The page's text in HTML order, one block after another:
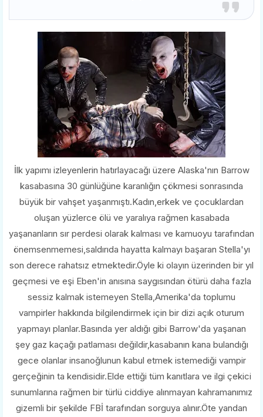
İlk yapımı izleyenlerin hatırlayacağı üzere Alaska'nın Barrow
kasabasına 30 günlüğüne karanlığın çökmesi sonrasında
büyük bir vahşet yaşanmıştı.Kadın,erkek ve çocuklardan
oluşan yüzlerce ölü ve yaralıya rağmen kasabada
yaşananların sır perdesi olarak kalması ve kamuoyu tarafından
önemsenmemesi,saldırıda hayatta kalmayı başaran Stella'yı
son derece rahatsız etmektedir.Öyle ki olayın üzerinden bir yıl
geçmesi ve eşi Eben'in anısına saygısından ötürü daha fazla
sessiz kalmak istemeyen Stella,Amerika'da toplumu
vampirler hakkında bilgilendirmek için bir dizi açık oturum
yapmayı planlar.Basında yer aldığı gibi Barrow'da yaşanan
şey gaz kaçağı patlaması değildir,kasabanın kana bulandığı
gece olanlar insanoğlunun kabul etmek istemediği vampir
gerçeğinin ta kendisidir.Elde ettiği tüm kanıtlara ve ilgi çekici
sunumlarına rağmen bir türlü ciddiye alınmayan kahramanımız
gizemli bir şekilde FBİ tarafından sorguya alınır.Öte yandan